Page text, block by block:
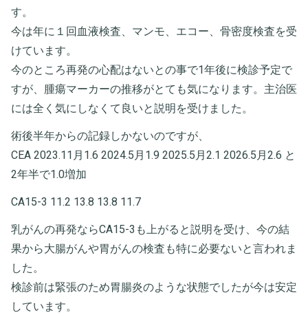
す。
今は年に１回血液検査、マンモ、エコー、骨密度検査を受
けています。
今のところ再発の心配はないとの事で1年後に検診予定で
すが、腫瘍マーカーの推移がとても気になります。主治医
には全く気にしなくて良いと説明を受けました。
術後半年からの記録しかないのですが、
CEA 2023.11月1.6 2024.5月1.9 2025.5月2.1 2026.5月2.6 と
2年半で1.0増加
CA15-3 11.2 13.8 13.8 11.7
乳がんの再発ならCA15-3も上がると説明を受け、今の結
果から大腸がんや胃がんの検査も特に必要ないと言われま
した。
検診前は緊張のため胃腸炎のような状態でしたが今は安定
しています。